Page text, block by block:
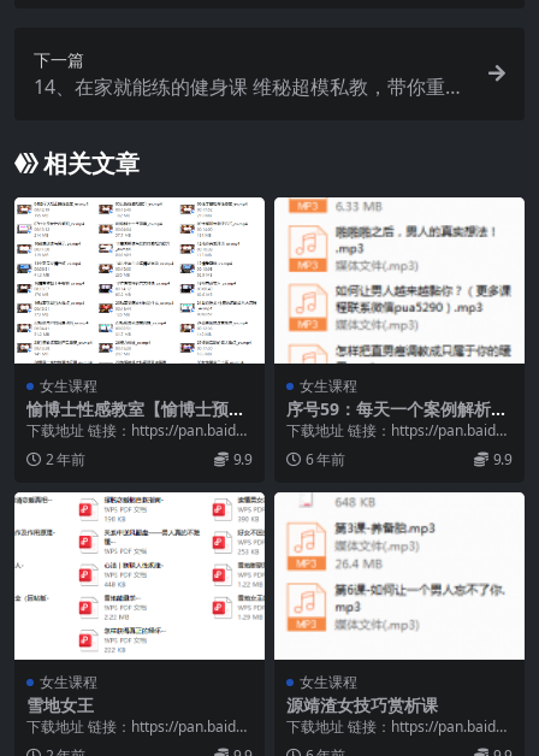
下一篇
14、在家就能练的健身课 维秘超模私教，带你重新
相关文章
女生课程
愉博士性感教室【愉博士预科
班30大亮点】
下载地址 链接：https://pan.baidu.
com/s/1pXJPbJ9...
2 年前 9.9
女生课程
序号59：每天一个案例解析，
教你实用的好男人调教术
下载地址 链接：https://pan.baidu.
com/s/1McS5-tT...
6 年前 9.9
女生课程
雪地女王
下载地址 链接：https://pan.baidu.
com/s/1TgRkhna...
女生课程
源靖渣女技巧赏析课
下载地址 链接：https://pan.baidu.
com/s/1gFplgr8...